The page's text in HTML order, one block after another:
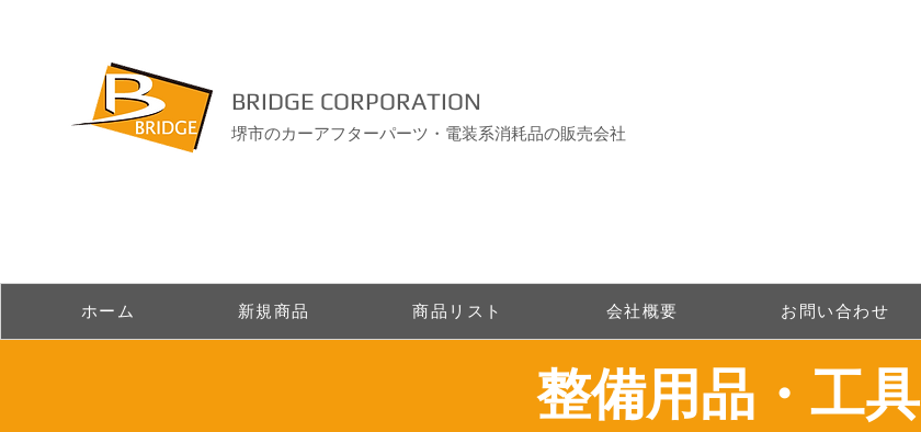
BRIDGE CORPORATION
堺市のカーアフターパーツ・電装系消耗品の販売会社
ホーム 新規商品 商品リスト 会社概要 お問い合わせ
整備用品・工具